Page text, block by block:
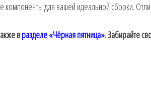
компоненты для вашей идеальной сборки.
вразделе «Чёрная пятница».Забирайте